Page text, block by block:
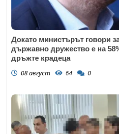
Докато министърът говори
държавно дружество е на
дръжте крадеца
08 август 64 0